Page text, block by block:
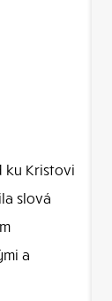
ku Kristovi
slová
a